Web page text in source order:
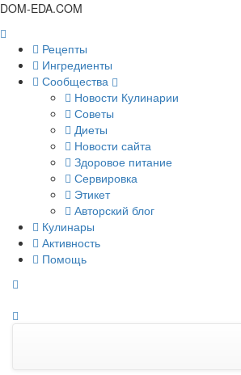
DOM-EDA.COM
Рецепты
Ингредиенты
Сообщества
Новости Кулинарии
Советы
Диеты
Новости сайта
Здоровое питание
Сервировка
Этикет
Авторский блог
Кулинары
Активность
Помощь